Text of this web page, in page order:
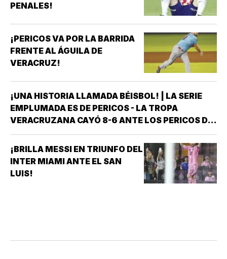
PENALES!
¡PERICOS VA POR LA BARRIDA
FRENTE AL ÁGUILA DE
VERACRUZ!
¡UNA HISTORIA LLAMADA BÉISBOL! | LA SERIE
EMPLUMADA ES DE PERICOS - LA TROPA
VERACRUZANA CAYÓ 8-6 ANTE LOS PERICOS DE
PUEBLA EN EL SEGUNDO JUEGO DE LA ÚLTIMA
SERIE DE LA TEMPORADA REGULAR EN EL
ESTADIO HERMANOS SERDÁN, CON LO QUE LOS
POBLANOS…
¡BRILLA MESSI EN TRIUNFO DEL
INTER MIAMI ANTE EL SAN
LUIS!